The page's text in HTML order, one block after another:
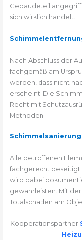
Gebäudeteil
sich wirklich handelt.
Nach Abschluss der
fachgemäß am
werden, dass nicht
erscheint. Die
Recht mit
Methoden.
Schimmelsanierung
Alle betroffenen
fachgerecht beseitigt
wird dabei
gewährleisten. Mit der
Totalschaden am
Kooperationspartner